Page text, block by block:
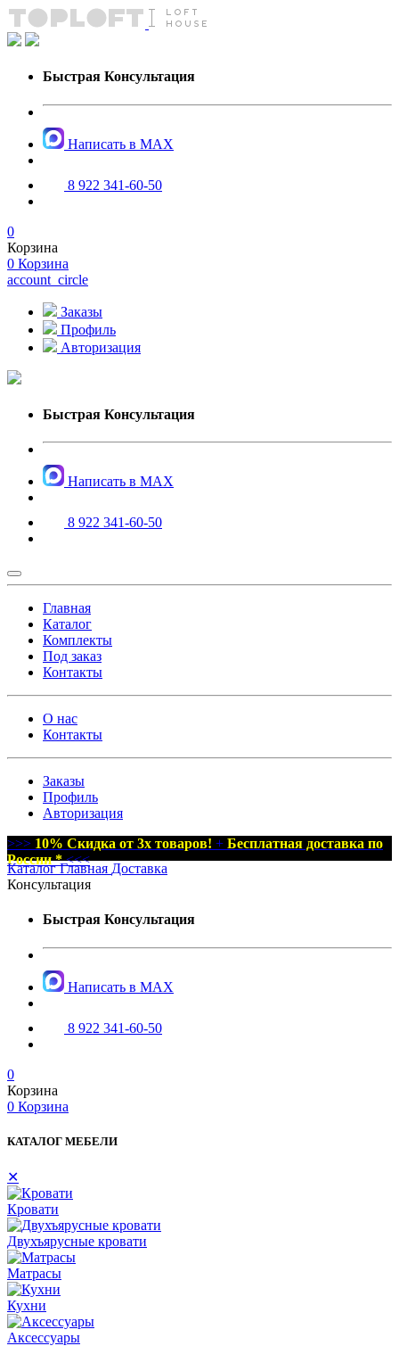
Быстрая Консультация
Написать в MAX
8 922 341-60-50
0
Корзина
0 Корзина
account_circle
Заказы
Профиль
Авторизация
Быстрая Консультация
Написать в MAX
8 922 341-60-50
Главная
Каталог
Комплекты
Под заказ
Контакты
О нас
Контакты
Заказы
Профиль
Авторизация
>>> 10% Скидка от 3х товаров! + Бесплатная доставка по
России *<<<
Каталог Главная Доставка
Консультация
Быстрая Консультация
Написать в MAX
8 922 341-60-50
0
Корзина
0 Корзина
КАТАЛОГ МЕБЕЛИ
✕
Кровати
Двухъярусные кровати
Матрасы
Кухни
Аксессуары